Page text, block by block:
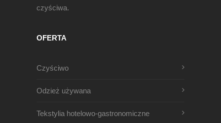
czyściwa.
OFERTA
Czyściwo
Odzież używana
Tekstylia hotelowo-gastronomiczne